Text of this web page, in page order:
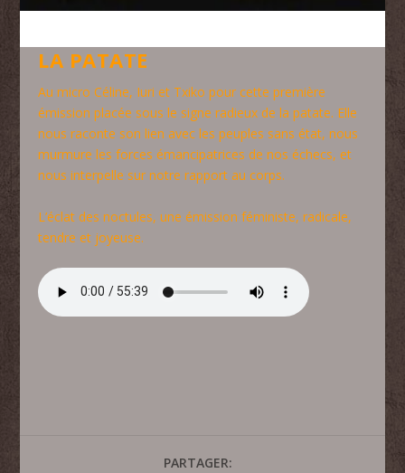
LA PATATE
Au micro Céline, Iuri et Txiko pour cette première
émission placée sous le signe radieux de la patate. Elle
nous raconte son lien avec les peuples sans état, nous
murmure les forces émancipatrices de nos échecs, et
nous interpelle sur notre rapport au corps.
L’éclat des noctules, une émission féministe, radicale,
tendre et joyeuse.
PARTAGER: